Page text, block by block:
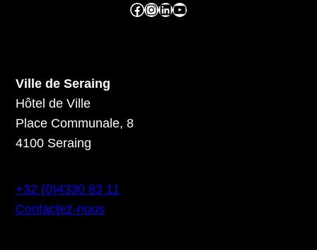
Facebook ville de seraing Instragram ville de seraing linkedin – ville de seraing YouTube
Ville de Seraing
Hôtel de Ville
Place Communale, 8
4100 Seraing
+32 (0)4330 83 11
Contactez-nous